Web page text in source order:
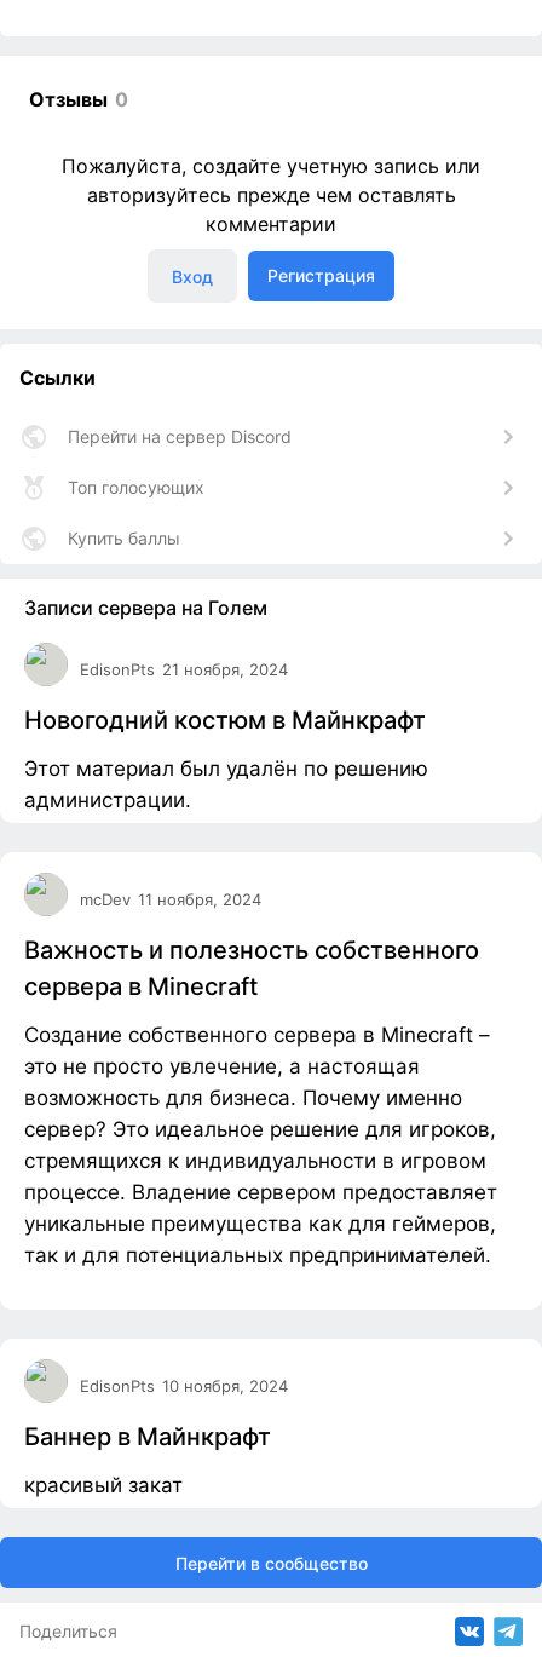
Отзывы 0
Пожалуйста, создайте учетную запись или
авторизуйтесь прежде чем оставлять
комментарии
Вход Регистрация
Ссылки
Перейти на сервер Discord
Топ голосующих
Купить баллы
Записи сервера на Голем
EdisonPts 21 ноября, 2024
Новогодний костюм в Майнкрафт
Этот материал был удалён по решению
администрации.
mcDev 11 ноября, 2024
Важность и полезность собственного
сервера в Minecraft
Создание собственного сервера в Minecraft –
это не просто увлечение, а настоящая
возможность для бизнеса. Почему именно
сервер? Это идеальное решение для игроков,
стремящихся к индивидуальности в игровом
процессе. Владение сервером предоставляет
уникальные преимущества как для геймеров,
так и для потенциальных предпринимателей.
EdisonPts 10 ноября, 2024
Баннер в Майнкрафт
красивый закат
Перейти в сообщество
Поделиться